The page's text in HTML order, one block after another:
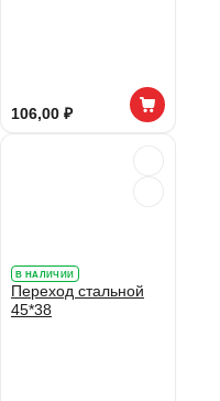
106,00 ₽
В НАЛИЧИИ
Переход стальной
45*38